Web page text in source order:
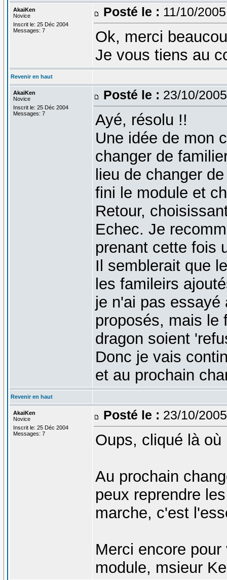
AkaiKen
Novice
Inscrit le: 25 Déc 2004
Messages: 7
Posté le : 11/10/
Ok, merci
Je vous tiens au
Revenir en haut
AkaiKen
Novice
Inscrit le: 25 Déc 2004
Messages: 7
Posté le : 23/10/
Ayé, résolu !!
Une idée de mon
changer de
lieu de changer
fini le module et
Retour,
Echec. Je
prenant cette fois
Il semblerait que
les famileirs
je n'ai pas
proposés, mais le
dragon soient
Donc je vais
et au prochain
Revenir en haut
AkaiKen
Novice
Inscrit le: 25 Déc 2004
Messages: 7
Posté le : 23/10/
Oups, cliqué là
Au prochain
peux reprendre
marche, c'est
Merci encore
module, msieur